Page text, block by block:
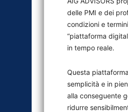
delle PMI e dei
condizioni e
“piattaforma
in tempo reale.
Questa
semplicità e in
alla conseguente
ridurre